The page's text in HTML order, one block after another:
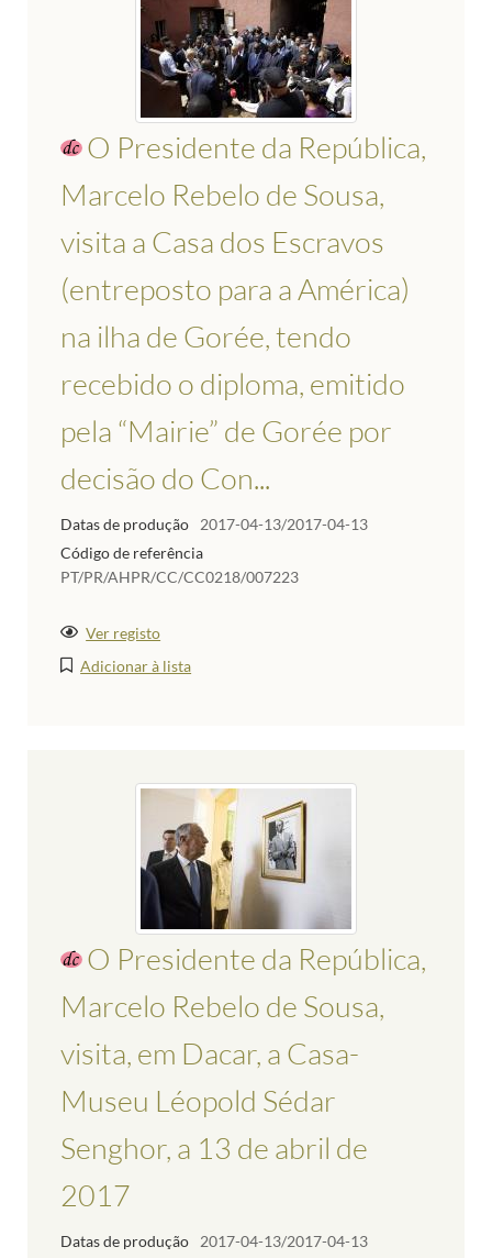
O Presidente da República,
Marcelo Rebelo de Sousa,
visita a Casa dos Escravos
(entreposto para a América)
na ilha de Gorée, tendo
recebido o diploma, emitido
pela “Mairie” de Gorée por
decisão do Con...
Datas de produção
2017-04-13/2017-04-13
Código de referência
PT/PR/AHPR/CC/CC0218/007223
Ver registo
Adicionar à lista
O Presidente da República,
Marcelo Rebelo de Sousa,
visita, em Dacar, a Casa-
Museu Léopold Sédar
Senghor, a 13 de abril de
2017
Datas de produção
2017-04-13/2017-04-13